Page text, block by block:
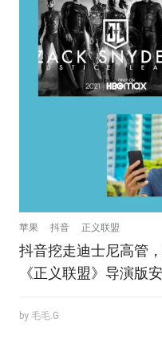
苹果 抖音 正义联盟
抖音挖走迪士尼高管
《正义联盟》导演版
by 毛毛.G